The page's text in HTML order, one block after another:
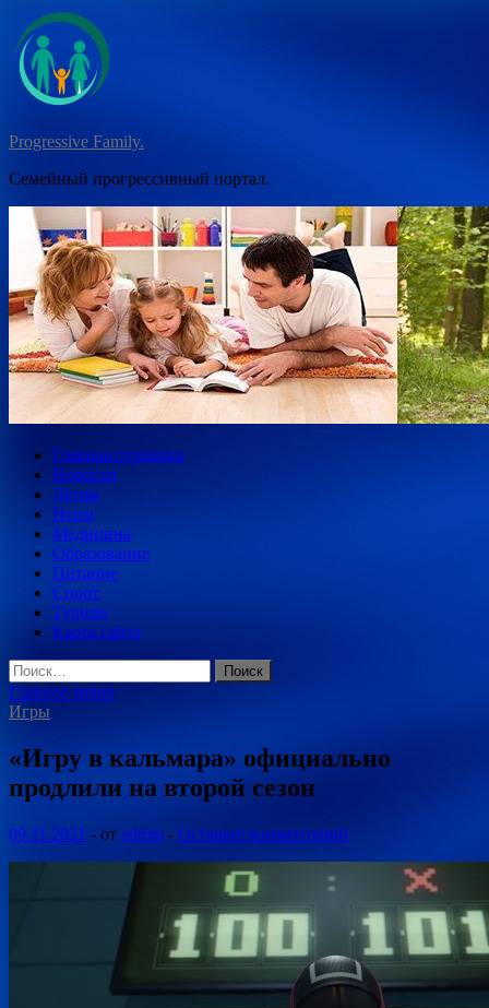
Перейти
содержимому
Progressive Family.
Семейный прогрессивный портал.
Главная страница
Новости
Детям
Игры
Медицина
Образование
Питание
Спорт
Туризм
Карта сайта
Найти:
Главное меню
Игры
«Игру в кальмара» официально
продлили на второй сезон
09.11.2021 - от admin - Оставьте комментарий